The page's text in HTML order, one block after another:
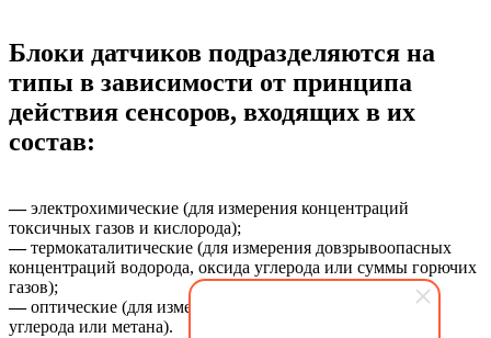
Блоки датчиков подразделяются на
типы в зависимости от принципа
действия сенсоров, входящих в их
состав:
—электрохимические (для измерения концентраций
токсичных газов и кислорода);
—термокаталитические (для измерения довзрывоопасных
концентраций водорода, оксида углерода или суммы горючих
газов);
—оптические (для измерения концентраций диоксида
углерода или метана).